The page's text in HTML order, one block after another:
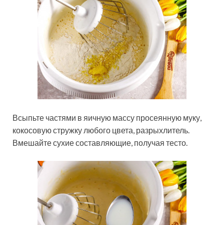
Всыпьте частями в яичную массу просеянную муку,
кокосовую стружку любого цвета, разрыхлитель.
Вмешайте сухие составляющие, получая тесто.